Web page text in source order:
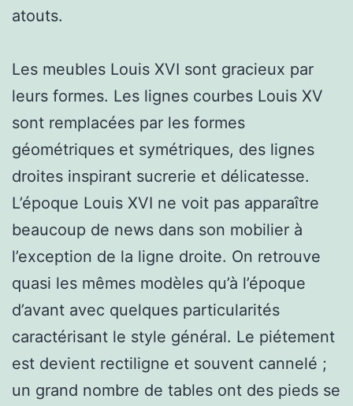
atouts.
Les meubles Louis XVI sont gracieux par
leurs formes. Les lignes courbes Louis XV
sont remplacées par les formes
géométriques et symétriques, des lignes
droites inspirant sucrerie et délicatesse.
L’époque Louis XVI ne voit pas apparaître
beaucoup de news dans son mobilier à
l’exception de la ligne droite. On retrouve
quasi les mêmes modèles qu’à l’époque
d’avant avec quelques particularités
caractérisant le style général. Le piétement
est devient rectiligne et souvent cannelé ;
un grand nombre de tables ont des pieds se